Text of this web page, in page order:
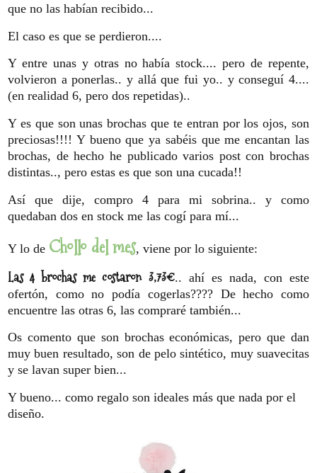
que no las habían recibido...
El caso es que se perdieron....
Y entre unas y otras no había stock.... pero de repente,
volvieron a ponerlas.. y allá que fui yo.. y conseguí 4....
(en realidad 6, pero dos repetidas)..
Y es que son unas brochas que te entran por los ojos, son
preciosas!!!! Y bueno que ya sabéis que me encantan las
brochas, de hecho he publicado varios post con brochas
distintas.., pero estas es que son una cucada!!
Así que dije, compro 4 para mi sobrina.. y como
quedaban dos en stock me las cogí para mí...
Y lo de Chollo del mes, viene por lo siguiente:
Las 4 brochas me costaron 3,73€.. ahí es nada, con este
ofertón, como no podía cogerlas???? De hecho como
encuentre las otras 6, las compraré también...
Os comento que son brochas económicas, pero que dan
muy buen resultado, son de pelo sintético, muy suavecitas
y se lavan super bien...
Y bueno... como regalo son ideales más que nada por el
diseño.